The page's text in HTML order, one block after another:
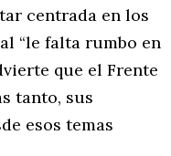
centrada en los
“le falta rumbo en
que el Frente
tanto, sus
esos temas